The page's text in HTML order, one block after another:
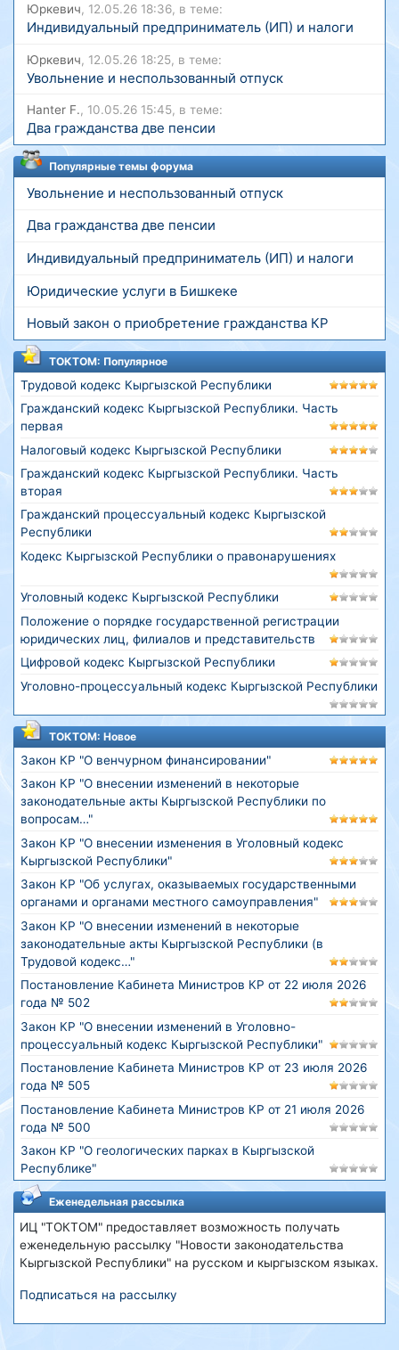
Юркевич, 12.05.26 18:36, в теме:
Индивидуальный предприниматель (ИП) и налоги
Юркевич, 12.05.26 18:25, в теме:
Увольнение и неспользованный отпуск
Hanter F., 10.05.26 15:45, в теме:
Два гражданства две пенсии
Популярные темы форума
Увольнение и неспользованный отпуск
Два гражданства две пенсии
Индивидуальный предприниматель (ИП) и налоги
Юридические услуги в Бишкеке
Новый закон о приобретение гражданства КР
ТОКТОМ: Популярное
Трудовой кодекс Кыргызской Республики
Гражданский кодекс Кыргызской Республики. Часть
первая
Налоговый кодекс Кыргызской Республики
Гражданский кодекс Кыргызской Республики. Часть
вторая
Гражданский процессуальный кодекс Кыргызской
Республики
Кодекс Кыргызской Республики о правонарушениях
Уголовный кодекс Кыргызской Республики
Положение о порядке государственной регистрации
юридических лиц, филиалов и представительств
Цифровой кодекс Кыргызской Республики
Уголовно-процессуальный кодекс Кыргызской Республики
ТОКТОМ: Новое
Закон КР "О венчурном финансировании"
Закон КР "О внесении изменений в некоторые
законодательные акты Кыргызской Республики по
вопросам…"
Закон КР "О внесении изменения в Уголовный кодекс
Кыргызской Республики"
Закон КР "Об услугах, оказываемых государственными
органами и органами местного самоуправления"
Закон КР "О внесении изменений в некоторые
законодательные акты Кыргызской Республики (в
Трудовой кодекс…"
Постановление Кабинета Министров КР от 22 июля 2026
года № 502
Закон КР "О внесении изменений в Уголовно-
процессуальный кодекс Кыргызской Республики"
Постановление Кабинета Министров КР от 23 июля 2026
года № 505
Постановление Кабинета Министров КР от 21 июля 2026
года № 500
Закон КР "О геологических парках в Кыргызской
Республике"
Еженедельная рассылка
ИЦ "ТОКТОМ" предоставляет возможность получать
еженедельную рассылку "Новости законодательства
Кыргызской Республики" на русском и кыргызском языках.
Подписаться на рассылку